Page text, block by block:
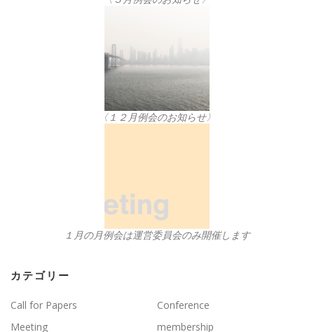
〈１２月例会のお知らせ〉
１月の月例会は運営委員会のみ開催します
カテゴリー
Call for Papers
Conference
Meeting
membership